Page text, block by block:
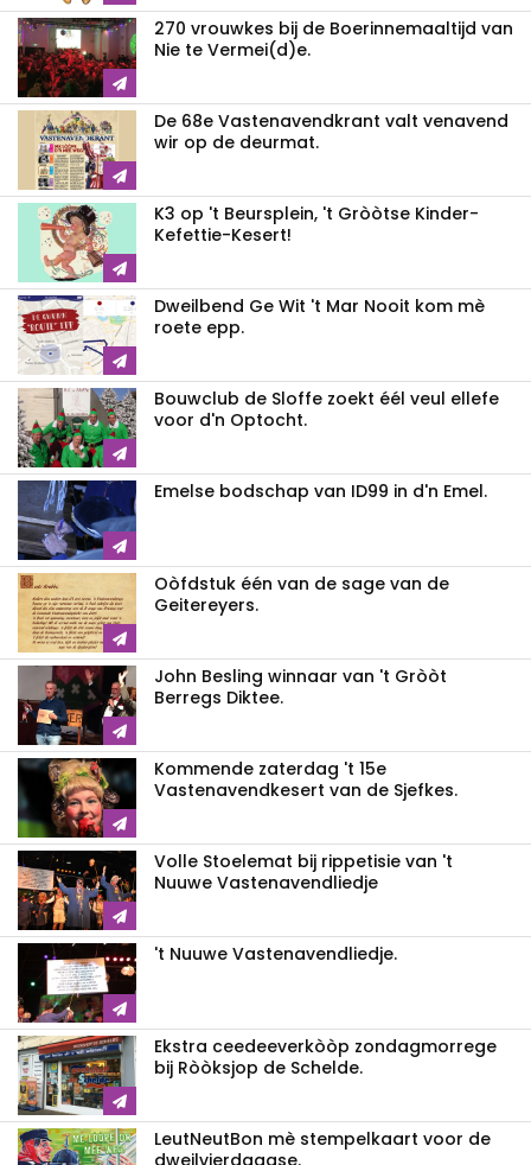
270 vrouwkes bij de Boerinnemaaltijd van
Nie te Vermei(d)e.
De 68e Vastenavendkrant valt venavend
wir op de deurmat.
K3 op 't Beursplein, 't Gròòtse Kinder-
Kefettie-Kesert!
Dweilbend Ge Wit 't Mar Nooit kom mè
roete epp.
Bouwclub de Sloffe zoekt éél veul ellefe
voor d'n Optocht.
Emelse bodschap van ID99 in d'n Emel.
Oòfdstuk één van de sage van de
Geitereyers.
John Besling winnaar van 't Gròòt
Berregs Diktee.
Kommende zaterdag 't 15e
Vastenavendkesert van de Sjefkes.
Volle Stoelemat bij rippetisie van 't
Nuuwe Vastenavendliedje
't Nuuwe Vastenavendliedje.
Ekstra ceedeeverkòòp zondagmorrege
bij Ròòksjop de Schelde.
LeutNeutBon mè stempelkaart voor de